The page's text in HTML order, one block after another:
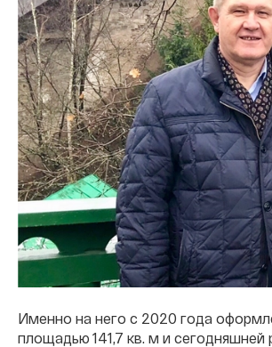
Именно на него с 2020 года
площадью 141,7 кв. м и сегодняшней